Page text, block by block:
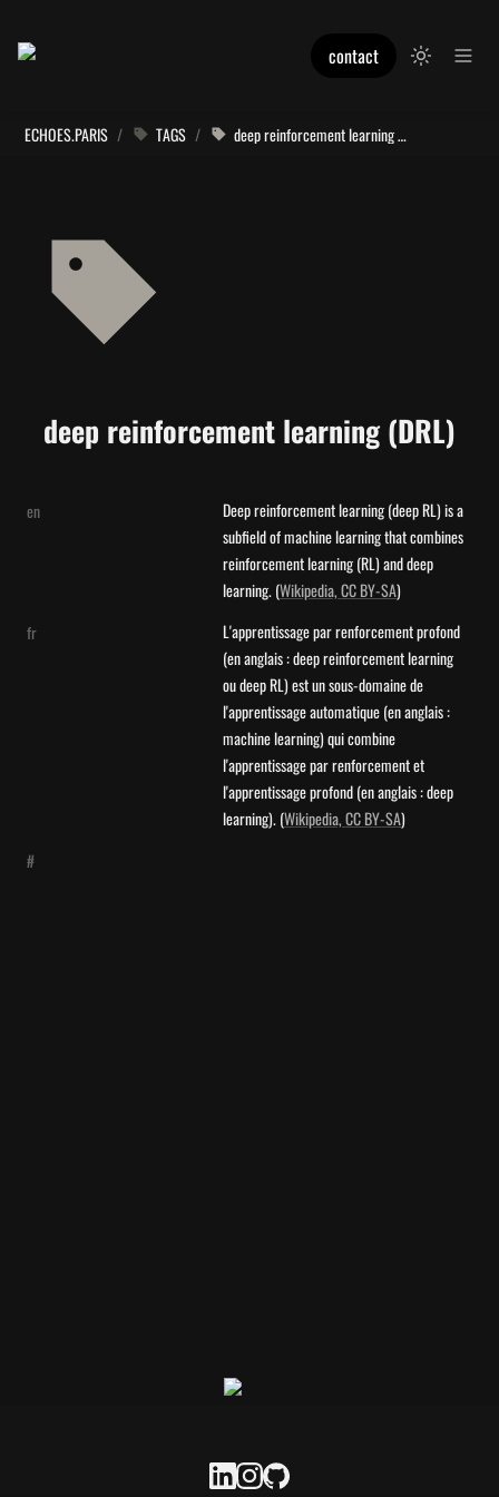
contact
ECHOES.PARIS / TAGS / deep reinforcement learning (DRL)
deep reinforcement learning (DRL)
en
Deep reinforcement learning (deep RL) is a
subfield of machine learning that combines
reinforcement learning (RL) and deep
learning. (Wikipedia, CC BY-SA)
fr
L'apprentissage par renforcement profond
(en anglais : deep reinforcement learning
ou deep RL) est un sous-domaine de
l'apprentissage automatique (en anglais :
machine learning) qui combine
l'apprentissage par renforcement et
l'apprentissage profond (en anglais : deep
learning). (Wikipedia, CC BY-SA)
#